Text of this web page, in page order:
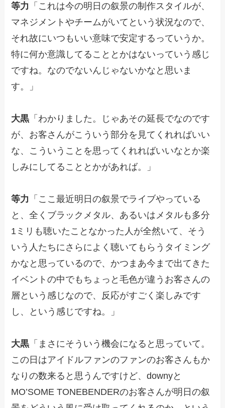
等力 「これは今の明日の叙景の制作スタイルが、
マネジメントやチームがいてという状況なので、
それ故にいつもいい意味で安定するっていうか。
特に何か意識してることとかはないっていう感じ
ですね。なのでないんじゃないかなと思いま
す。」
大黒 「わかりました。じゃあその延長でなのです
が、お客さんがこういう部分を見てくれればいい
な、こういうことを思ってくれればいいなとか楽
しみにしてることとかがあれば。」
等力 「ここ最近明日の叙景でライブやっている
と、全くブラックメタル、あるいはメタルも多分
1ミリも聴いたことなかった人が全然いて、そう
いう人たちにさらによく聴いてもらうタイミング
かなと思っているので、かつまあ今まで出てきた
イベントの中でもちょっと毛色が違うお客さんの
層という感じなので、反応がすごく楽しみです
し、という感じですね。」
大黒 「まさにそういう機会になると思っていて。
この日はアイドルファンのファンのお客さんもか
なりの数来ると思うんですけど、downyと
MO’SOME TONEBENDERのお客さんが明日の叙